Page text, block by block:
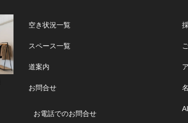
空き状況一覧
スペース一覧
道案内
お問合せ
お電話でのお問合せ